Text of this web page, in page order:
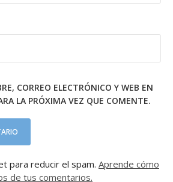
CORREO ELECTRÓNICO Y WEB EN
LA PRÓXIMA VEZ QUE COMENTE.
para reducir el spam. Aprende cómo
de tus comentarios.